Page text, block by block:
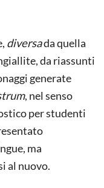
diversada quella
da riassunti
generate
, nel senso
per studenti
ma
al nuovo.